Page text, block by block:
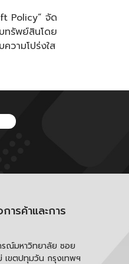
Policy” จัด
ทรัพย์สินโดย
วามโปร่งใส
ารค้าและการ
ณ์มหาวิทยาลัย ซอย
เขตปทุมวัน กรุงเทพฯ